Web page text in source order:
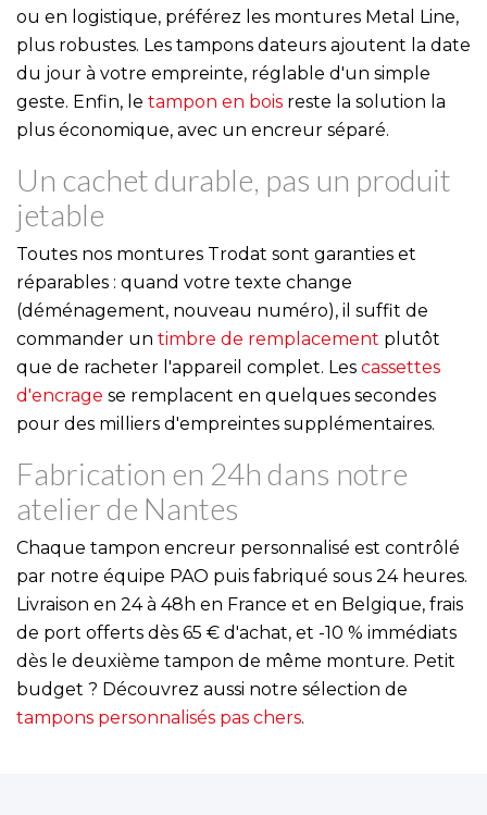
ou en logistique, préférez les montures Metal Line,
plus robustes. Les tampons dateurs ajoutent la date
du jour à votre empreinte, réglable d'un simple
geste. Enfin, le tampon en bois reste la solution la
plus économique, avec un encreur séparé.
Un cachet durable, pas un produit
jetable
Toutes nos montures Trodat sont garanties et
réparables : quand votre texte change
(déménagement, nouveau numéro), il suffit de
commander un timbre de remplacement plutôt
que de racheter l'appareil complet. Les cassettes
d'encrage se remplacent en quelques secondes
pour des milliers d'empreintes supplémentaires.
Fabrication en 24h dans notre
atelier de Nantes
Chaque tampon encreur personnalisé est contrôlé
par notre équipe PAO puis fabriqué sous 24 heures.
Livraison en 24 à 48h en France et en Belgique, frais
de port offerts dès 65 € d'achat, et -10 % immédiats
dès le deuxième tampon de même monture. Petit
budget ? Découvrez aussi notre sélection de
tampons personnalisés pas chers.